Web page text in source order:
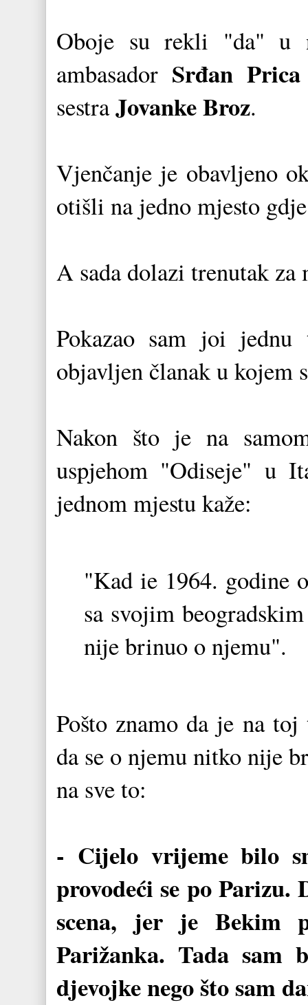
Oboje su rekli "da" u
ambasador Srđan Prica
sestraJovanke Broz.
Vjenčanje je obavljeno
otišli na jedno mjesto
A sada dolazi trenutak
Pokazao sam joi
objavljen članak u kojem
Nakon što je na
uspjehom "Odiseje" u
jednom mjestu kaže:
"Kad ie 1964. godine
sa svojim
nije brinuo o njemu".
Pošto znamo da je na
da se o njemu nitko nije
na sve to:
- Cijelo vrijeme bilo
provodeći se po
scena, jer je Bekim
Parižanka. Tada sam
djevojke nego što sam